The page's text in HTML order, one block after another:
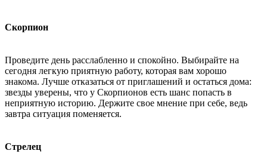
Скорпион
Проведите день расслабленно и спокойно. Выбирайте на
сегодня легкую приятную работу, которая вам хорошо
знакома. Лучше отказаться от приглашений и остаться дома:
звезды уверены, что у Скорпионов есть шанс попасть в
неприятную историю. Держите свое мнение при себе, ведь
завтра ситуация поменяется.
Стрелец